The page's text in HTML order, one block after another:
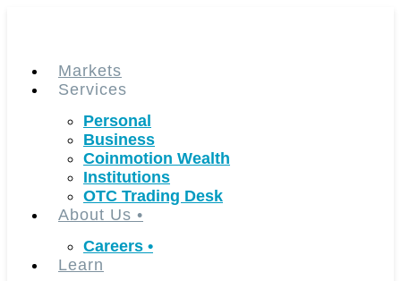
Markets
Services
Personal
Business
Coinmotion Wealth
Institutions
OTC Trading Desk
About Us •
Careers •
Learn